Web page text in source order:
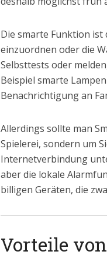
Die smarte Funktion ist
einzuordnen oder die
Selbsttests oder
Beispiel smarte
Benachrichtigung an
Allerdings sollte man
Spielerei, sondern um
Internetverbindung
aber die lokale
billigen Geräten, die
Vorteile